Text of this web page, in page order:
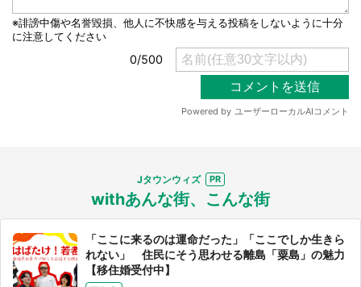
Jタウンウィズ
withあんな街、こんな街
「ここに来るのは運命だった」「ここでしか生きら
れない」 住民にそう思わせる離島「粟島」の魅力
【移住婚受付中】